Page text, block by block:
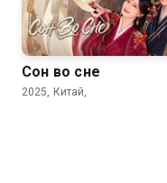
Сон во сне
2025, Китай,